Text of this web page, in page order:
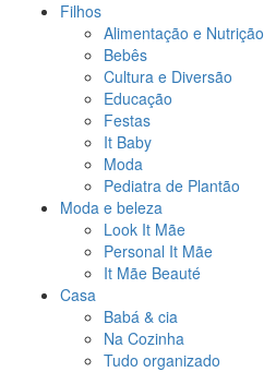
Filhos
Alimentação e Nutrição
Bebês
Cultura e Diversão
Educação
Festas
It Baby
Moda
Pediatra de Plantão
Moda e beleza
Look It Mãe
Personal It Mãe
It Mãe Beauté
Casa
Babá & cia
Na Cozinha
Tudo organizado